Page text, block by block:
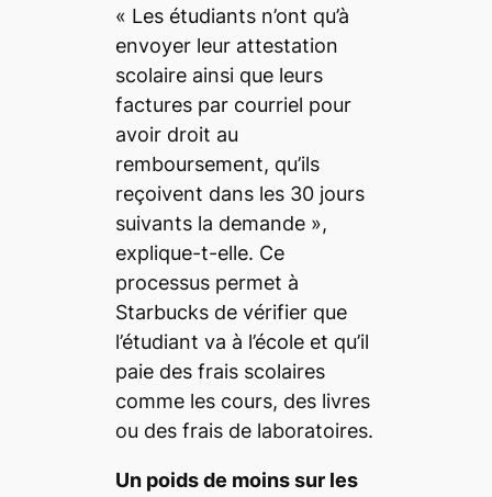
« Les étudiants n’ont qu’à
envoyer leur attestation
scolaire ainsi que leurs
factures par courriel pour
avoir droit au
remboursement, qu’ils
reçoivent dans les 30 jours
suivants la demande »,
explique-t-elle. Ce
processus permet à
Starbucks de vérifier que
l’étudiant va à l’école et qu’il
paie des frais scolaires
comme les cours, des livres
ou des frais de laboratoires.
Un poids de moins sur les